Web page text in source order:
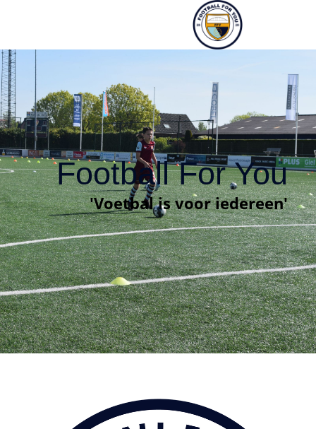
Football For You
'Voetbal is voor iedereen'